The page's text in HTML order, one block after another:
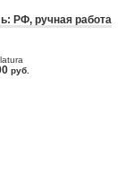
РФ, ручная работа
руб.